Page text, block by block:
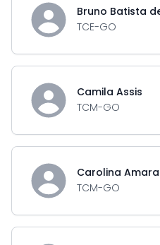
Bruno Batista
TCE-GO
Camila Assis
TCM-GO
Carolina
TCM-GO